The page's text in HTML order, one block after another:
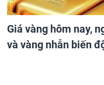
Giá vàng hôm nay,
và vàng nhẫn biến